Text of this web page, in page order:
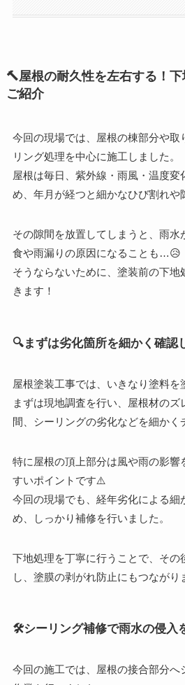
🔨屋根の耐久性を左右する！
ご紹介
今回の現場では、屋根の棟部分や取
リング処理を中心に施工しました。
屋根は毎日、紫外線・雨風・温度変
め、年月が経つと細かなひび割れや
その隙間を放置してしまうと、雨水
食や雨漏りの原因になることも…😥
そうならないために、塗装前の下地
きます！
🔍まずは劣化箇所を細かく確認
屋根塗装工事では、いきなり塗料を
まずは現地調査を行い、屋根材の
間、シーリングの劣化などを細かく
特に屋根の頂上部分は風や雨の影響
すいポイントです⚠️
今回の現場でも、経年劣化による細
め、しっかり補修を行いました。
下地処理を丁寧に行うことで、その
し、塗膜の剥がれ防止にもつながり
🛠️シーリング補修で雨水の侵入
今回の施工では、屋根の接合部分へ